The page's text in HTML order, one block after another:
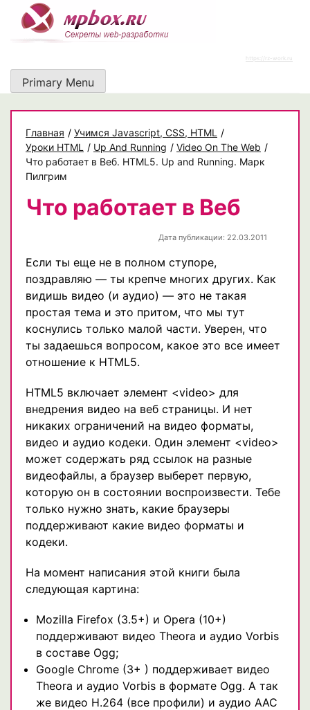
content
https://rz-work.ru
Primary Menu
Главная / Учимся Javascript, CSS, HTML
/
Уроки HTML
/ Up And Running / Video On The Web /
Что работает в Веб. HTML5. Up and Running. Марк
Пилгрим
Что работает в Веб
Дата публикации: 22.03.2011
Если ты еще не в полном ступоре,
поздравляю — ты крепче многих других. Как
видишь видео (и аудио) — это не такая
простая тема и это притом, что мы тут
коснулись только малой части. Уверен, что
ты задаешься вопросом, какое это все имеет
отношение к HTML5.
HTML5 включает элемент <video> для
внедрения видео на веб страницы. И нет
никаких ограничений на видео форматы,
видео и аудио кодеки. Один элемент <video>
может содержать ряд ссылок на разные
видеофайлы, а браузер выберет первую,
которую он в состоянии воспроизвести. Тебе
только нужно знать, какие браузеры
поддерживают какие видео форматы и
кодеки.
На момент написания этой книги была
следующая картина:
Mozilla Firefox (3.5+) и Opera (10+)
поддерживают видео Theora и аудио Vorbis
в составе Ogg;
Google Chrome (3+ ) поддерживает видео
Theora и аудио Vorbis в формате Ogg. А так
же видео H.264 (все профили) и аудио AAC